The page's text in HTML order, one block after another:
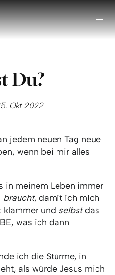
Du?
Okt 2022
jedem neuen Tag neue
wenn bei mir alles
in meinem Leben immer
braucht, damit ich mich
klammer und selbstdas
was ich dann
ich die Stürme, in
als würde Jesus mich